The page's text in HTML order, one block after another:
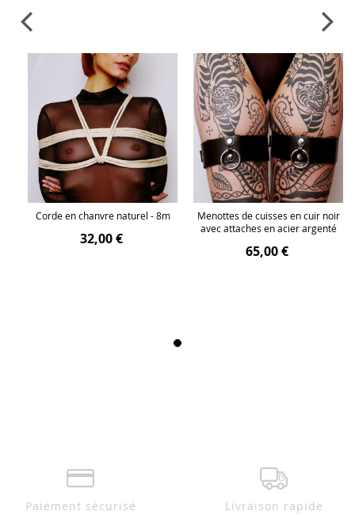
Corde en chanvre naturel - 8m
32,00 €
Menottes de cuisses en cuir noir
avec attaches en acier argenté
65,00 €
Paiement sécurisé Livraison rapide